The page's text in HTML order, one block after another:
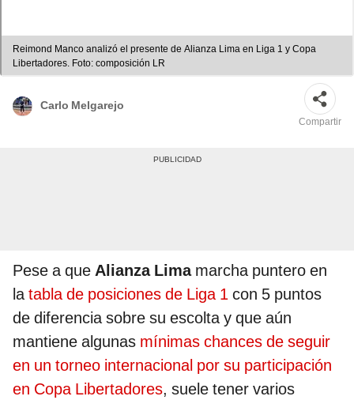
Reimond Manco analizó el presente de Alianza Lima en Liga 1 y Copa
Libertadores. Foto: composición LR
Carlo Melgarejo
Compartir
Pese a que Alianza Lima marcha puntero en
latabla de posiciones de Liga 1 con 5 puntos
de diferencia sobre su escolta y que aún
mantiene algunas mínimas chances de seguir
en un torneo internacional por su participación
en Copa Libertadores, suele tener varios